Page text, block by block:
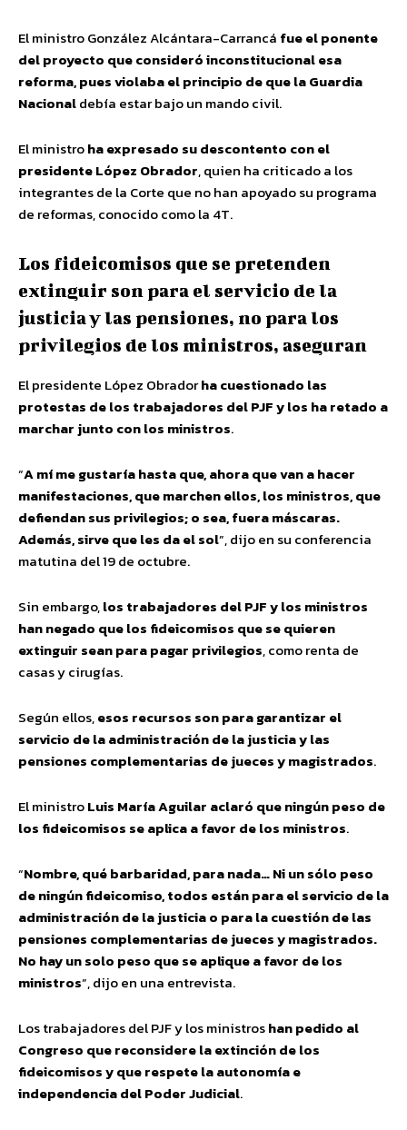
El ministro González Alcántara-Carrancá fue el ponente
del proyecto que consideró inconstitucional esa
reforma, pues violaba el principio de que la Guardia
Nacionaldebía estar bajo un mando civil.
El ministroha expresado su descontento con el
presidente López Obrador, quien ha criticado a los
integrantes de la Corte que no han apoyado su programa
de reformas, conocido como la 4T.
Los fideicomisos que se pretenden
extinguir son para el servicio de la
justicia y las pensiones, no para los
privilegios de los ministros, aseguran
El presidente López Obradorha cuestionado las
protestas de los trabajadores del PJF y los ha retado a
marchar junto con los ministros.
“A mí me gustaría hasta que, ahora que van a hacer
manifestaciones, que marchen ellos, los ministros, que
defiendan sus privilegios; o sea, fuera máscaras.
Además, sirve que les da el sol”, dijo en su conferencia
matutina del 19 de octubre.
Sin embargo,los trabajadores del PJF y los ministros
han negado que los fideicomisos que se quieren
extinguir sean para pagar privilegios, como renta de
casas y cirugías.
Según ellos,esos recursos son para garantizar el
servicio de la administración de la justicia y las
pensiones complementarias de jueces y magistrados.
El ministroLuis María Aguilar aclaró que ningún peso de
los fideicomisos se aplica a favor de los ministros.
“Nombre, qué barbaridad, para nada… Ni un sólo peso
de ningún fideicomiso, todos están para el servicio de la
administración de la justicia o para la cuestión de las
pensiones complementarias de jueces y magistrados.
No hay un solo peso que se aplique a favor de los
ministros”, dijo en una entrevista.
Los trabajadores del PJF y los ministroshan pedido al
Congreso que reconsidere la extinción de los
fideicomisos y que respete la autonomía e
independencia del Poder Judicial.